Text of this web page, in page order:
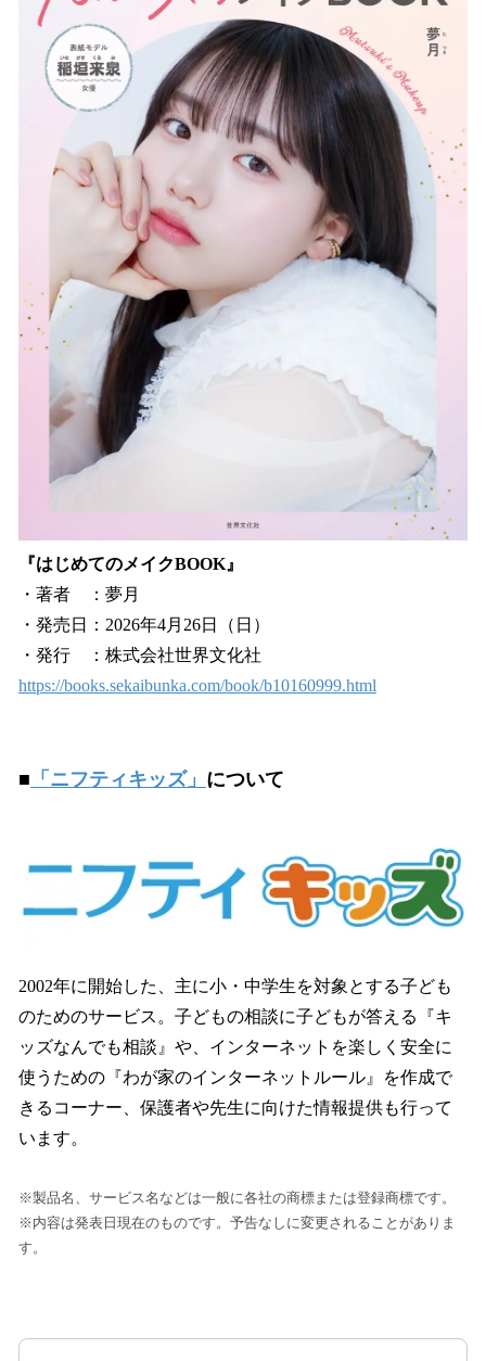
『はじめてのメイクBOOK』
・著者 ：夢月
・発売日：2026年4月26日（日）
・発行 ：株式会社世界文化社
https://books.sekaibunka.com/book/b10160999.html
■ 「ニフティキッズ」 について
2002年に開始した、主に小・中学生を対象とする子ども
のためのサービス。子どもの相談に子どもが答える『キ
ッズなんでも相談』や、インターネットを楽しく安全に
使うための『わが家のインターネットルール』を作成で
きるコーナー、保護者や先生に向けた情報提供も行って
います。
※製品名、サービス名などは一般に各社の商標または登録商標です。
※内容は発表日現在のものです。予告なしに変更されることがありま
す。